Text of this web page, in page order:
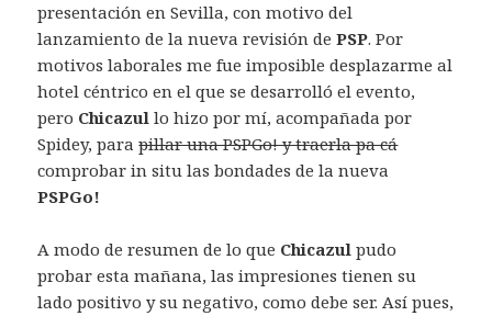
presentación en Sevilla, con motivo del
lanzamiento de la nueva revisión dePSP. Por
motivos laborales me fue imposible desplazarme al
hotel céntrico en el que se desarrolló el evento,
pero Chicazul lo hizo por mí, acompañada por
Spidey, parapillar una PSPGo! y traerla pa cá
comprobar in situ las bondades de la nueva
PSPGo!
A modo de resumen de lo que Chicazul pudo
probar esta mañana, las impresiones tienen su
lado positivo y su negativo, como debe ser. Así pues,